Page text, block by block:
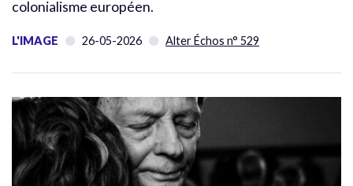
colonialisme européen.
L'IMAGE 26-05-2026 Alter Échos n° 529